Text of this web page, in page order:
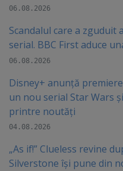
06.08.2026
Scandalul care a
serial. BBC First aduce
06.08.2026
Disney+ anunță
un nou serial Star Wars
printre noutăți
04.08.2026
„As if!” Clueless revine
Silverstone își pune din